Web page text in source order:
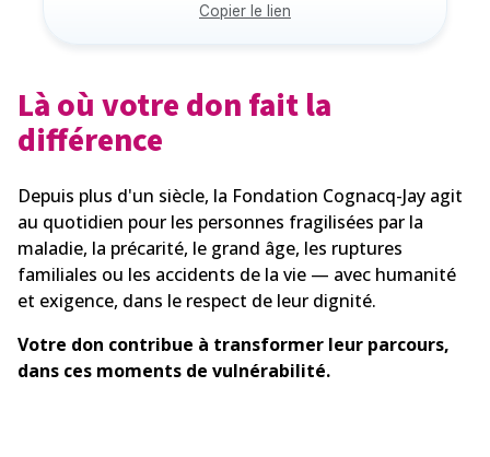
Copier le lien
Là où votre don fait la
différence
Depuis plus d'un siècle, la Fondation Cognacq-Jay agit
au quotidien pour les personnes fragilisées par la
maladie, la précarité, le grand âge, les ruptures
familiales ou les accidents de la vie — avec humanité
et exigence, dans le respect de leur dignité.
Votre don contribue à transformer leur parcours,
dans ces moments de vulnérabilité.